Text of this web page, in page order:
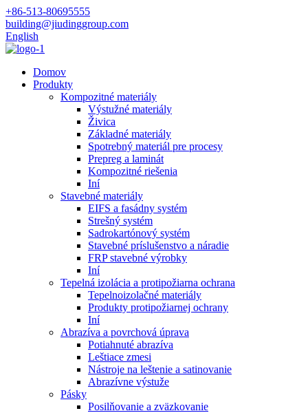
+86-513-80695555
building@jiudinggroup.com
English
Domov
Produkty
Kompozitné materiály
Výstužné materiály
Živica
Základné materiály
Spotrebný materiál pre procesy
Prepreg a laminát
Kompozitné riešenia
Iní
Stavebné materiály
EIFS a fasádny systém
Strešný systém
Sadrokartónový systém
Stavebné príslušenstvo a náradie
FRP stavebné výrobky
Iní
Tepelná izolácia a protipožiarna ochrana
Tepelnoizolačné materiály
Produkty protipožiarnej ochrany
Iní
Abrazíva a povrchová úprava
Potiahnuté abrazíva
Leštiace zmesi
Nástroje na leštenie a satinovanie
Abrazívne výstuže
Pásky
Posilňovanie a zväzkovanie